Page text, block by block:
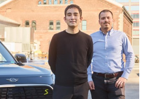
LIFE ENDING JOURNAL
REAL ESTATE BROKERAGE JOURNAL
SMART MARKETING JOURNAL
BPaaS JOURNAL
ADOPTABLE DOG JOURNAL